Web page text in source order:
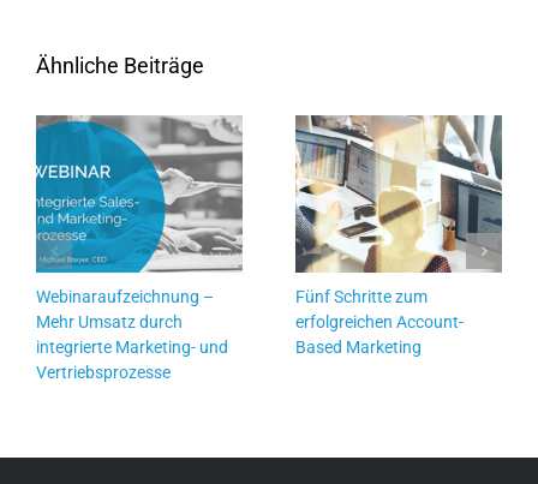
Ähnliche Beiträge
Webinaraufzeichnung –
Mehr Umsatz durch
integrierte Marketing- und
Vertriebsprozesse
Fünf Schritte zum
erfolgreichen Account-
Based Marketing